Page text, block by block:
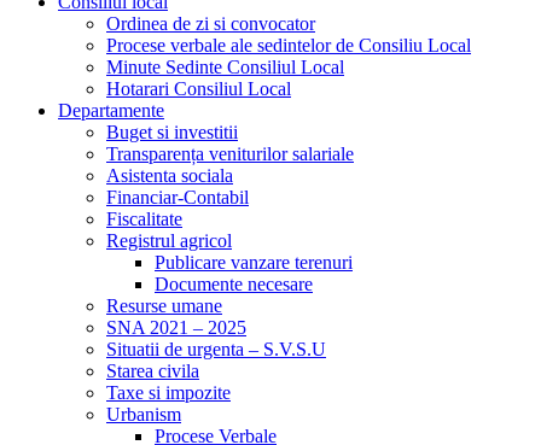
Ordinea de zi si convocator
Procese verbale ale sedintelor de Consiliu Local
Minute Sedinte Consiliul Local
Hotarari Consiliul Local
Departamente
Buget si investitii
Transparența veniturilor salariale
Asistenta sociala
Financiar-Contabil
Fiscalitate
Registrul agricol
Publicare vanzare terenuri
Documente necesare
Resurse umane
SNA 2021 – 2025
Situatii de urgenta – S.V.S.U
Starea civila
Taxe si impozite
Urbanism
Procese Verbale